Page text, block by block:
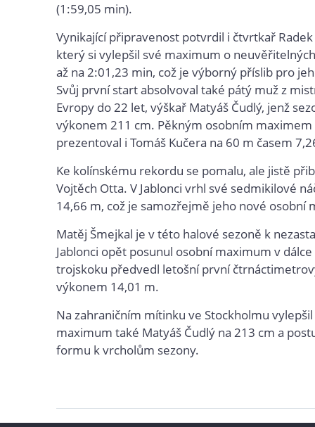
(1:59,05 min).
Vynikající připravenost potvrdil i čtvrtkař Radek
který si vylepšil své maximum o
až na 2:01,23 min, což je výborný příslib pro
Svůj první start absolvoval také pátý muž z
Evropy do 22 let, výškař Matyáš Čudlý, jenž
výkonem 211 cm. Pěkným osobním maximem
prezentoval i Tomáš Kučera na 60 m časem
Ke kolínskému rekordu se pomalu, ale jistě
Vojtěch Otta. V Jablonci vrhl své sedmikilové
14,66 m, což je samozřejmě jeho nové osobní
Matěj Šmejkal je v této halové sezoně k
Jablonci opět posunul osobní maximum v dálce
trojskoku předvedl letošní první
výkonem 14,01 m.
Na zahraničním mítinku ve Stockholmu
maximum také Matyáš Čudlý na 213 cm a
formu k vrcholům sezony.